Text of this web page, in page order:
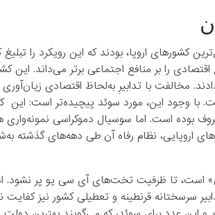
کشورهای اروپا، بودند که این رویکرد را
را بر منافع اجتماعی برتر می‌داند. این
با تدابیرِ به‌لحاظ اقتصادی زیان‌آوری
با وجود این، مورد سوئد پیچیده‌تر است:
بوده است. اما سوسیال دموکراسی نمونه‌‌واری
اروپایی، نظام رفاه آن طی دهه‌های گذشته
است، تا ظرفیت تخت‌های آی سی یو پر
سرسختانه قرنطینه و تعطیلی کشور نیز کفایت